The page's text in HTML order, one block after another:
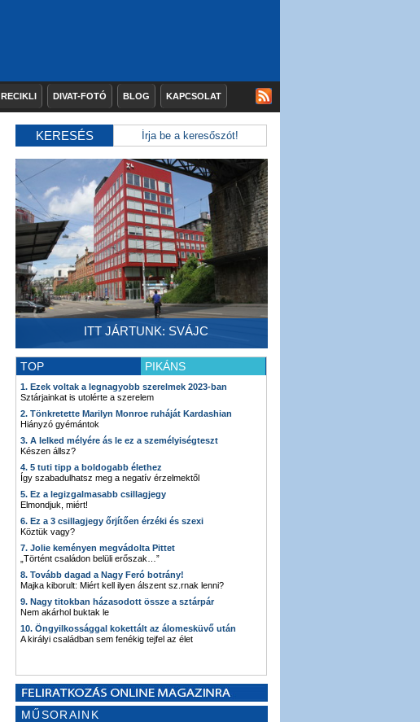
RECIKLI DIVAT-FOTÓ BLOG KAPCSOLAT
KERESÉS
ITT JÁRTUNK: SVÁJC
TOP PIKÁNS
1. Ezek voltak a legnagyobb szerelmek 2023-ban
Sztárjainkat is utolérte a szerelem
2. Tönkretette Marilyn Monroe ruháját Kardashian
Hiányzó gyémántok
3. A lelked mélyére ás le ez a személyiségteszt
Készen állsz?
4. 5 tuti tipp a boldogabb élethez
Így szabadulhatsz meg a negatív érzelmektől
5. Ez a legizgalmasabb csillagjegy
Elmondjuk, miért!
6. Ez a 3 csillagjegy őrjítően érzéki és szexi
Köztük vagy?
7. Jolie keményen megvádolta Pittet
„Történt családon belüli erőszak…”
8. Tovább dagad a Nagy Feró botrány!
Majka kiborult: Miért kell ilyen álszent sz.rnak lenni?
9. Nagy titokban házasodott össze a sztárpár
Nem akárhol buktak le
10. Öngyilkossággal kokettált az álomesküvő után
A királyi családban sem fenékig tejfel az élet
MŰSORAINK